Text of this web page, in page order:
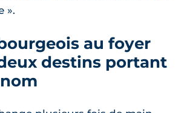
».
au foyer
destins portant